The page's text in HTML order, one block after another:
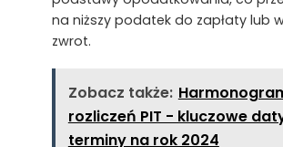
na niższy podatek do zapłaty lub
zwrot.
Zobacz także:
rozliczeń PIT - kluczowe
terminy na rok 2024